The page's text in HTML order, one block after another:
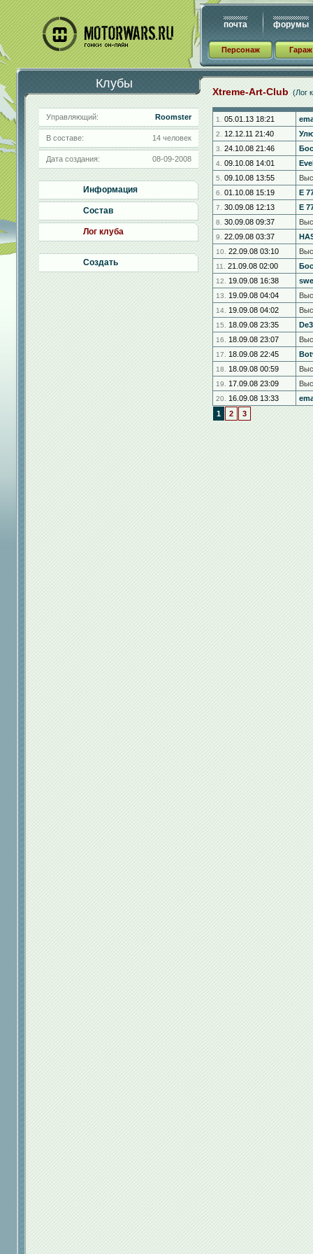
почта форумы
Персонаж Гараж
Клубы
Управляющий: Roomster
В составе: 14 человек
Дата создания: 08-09-2008
Информация
Состав
Лог клуба
Создать
Xtreme-Art-Club (Лог
1. 05.01.13 18:21
2. 12.12.11 21:40
3. 24.10.08 21:46
4. 09.10.08 14:01
5. 09.10.08 13:55
6. 01.10.08 15:19 E
7. 30.09.08 12:13 E
8. 30.09.08 09:37
9. 22.09.08 03:37
10. 22.09.08 03:10
11. 21.09.08 02:00
12. 19.09.08 16:38
13. 19.09.08 04:04
14. 19.09.08 04:02
15. 18.09.08 23:35
16. 18.09.08 23:07
17. 18.09.08 22:45
18. 18.09.08 00:59
19. 17.09.08 23:09
20. 16.09.08 13:33
1
2 3